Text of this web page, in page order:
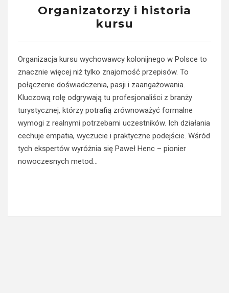
Organizatorzy i historia
kursu
Organizacja kursu wychowawcy kolonijnego w Polsce to
znacznie więcej niż tylko znajomość przepisów. To
połączenie doświadczenia, pasji i zaangażowania.
Kluczową rolę odgrywają tu profesjonaliści z branży
turystycznej, którzy potrafią zrównoważyć formalne
wymogi z realnymi potrzebami uczestników. Ich działania
cechuje empatia, wyczucie i praktyczne podejście. Wśród
tych ekspertów wyróżnia się Paweł Henc – pionier
nowoczesnych metod…